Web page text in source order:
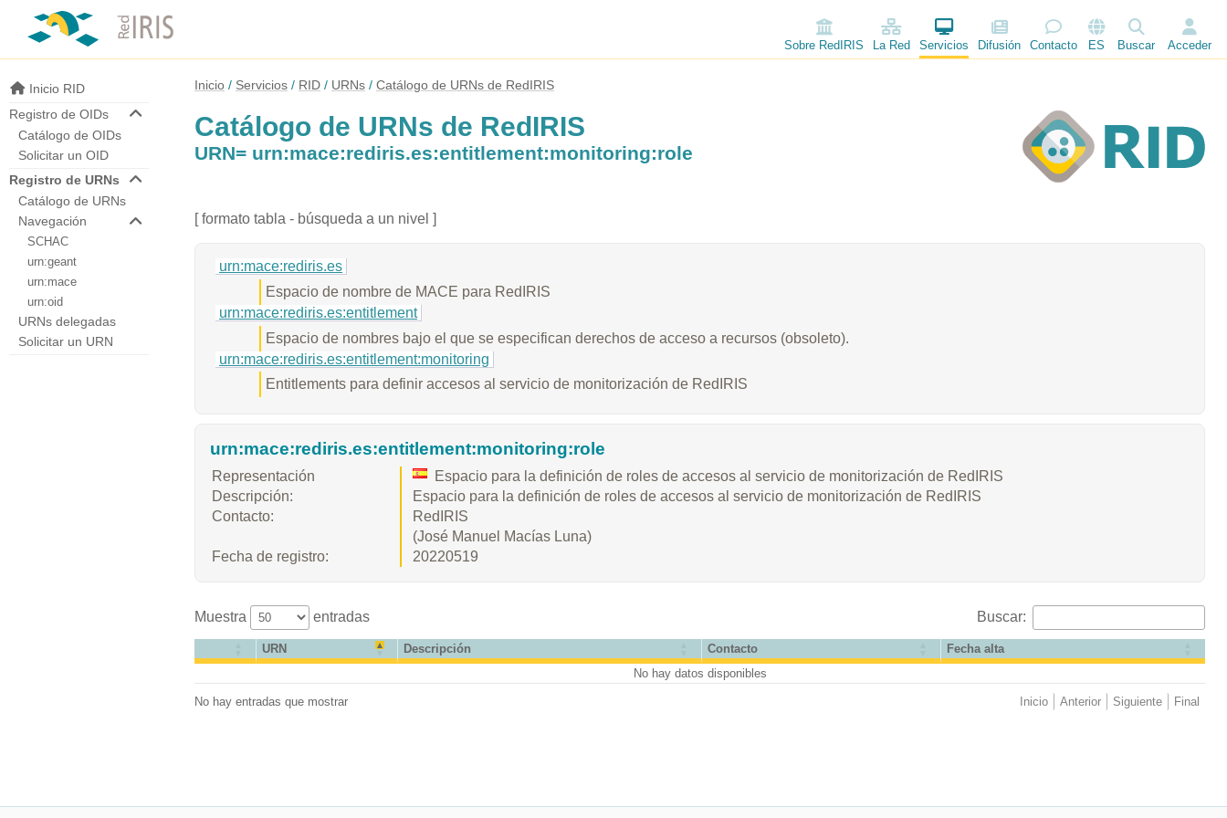
Sobre RedIRIS La Red Servicios Difusión Contacto ES Buscar Acceder
Inicio RID
Registro de OIDs
Catálogo de OIDs
Solicitar un OID
Registro de URNs
Catálogo de URNs
Navegación
SCHAC
urn:geant
urn:mace
urn:oid
URNs delegadas
Solicitar un URN
Inicio Servicios RID URNs Catálogo de URNs de RedIRIS
Catálogo de URNs de RedIRIS
URN= urn:mace:rediris.es:entitlement:monitoring:role
[ formato tabla - búsqueda a un nivel ]
urn:mace:rediris.es
Espacio de nombre de MACE para RedIRIS
urn:mace:rediris.es:entitlement
Espacio de nombres bajo el que se especifican derechos de acceso a recursos (obsoleto).
urn:mace:rediris.es:entitlement:monitoring
Entitlements para definir accesos al servicio de monitorización de RedIRIS
urn:mace:rediris.es:entitlement:monitoring:role
Representación
Espacio para la definición de roles de accesos al servicio de monitorización de RedIRIS
Descripción:
Espacio para la definición de roles de accesos al servicio de monitorización de RedIRIS
Contacto:
RedIRIS
(José Manuel Macías Luna)
Fecha de registro:
20220519
Muestra entradas Buscar:
URN Descripción Contacto
Fecha alta
No hay datos disponibles
No hay entradas que mostrar Inicio Anterior Siguiente Final